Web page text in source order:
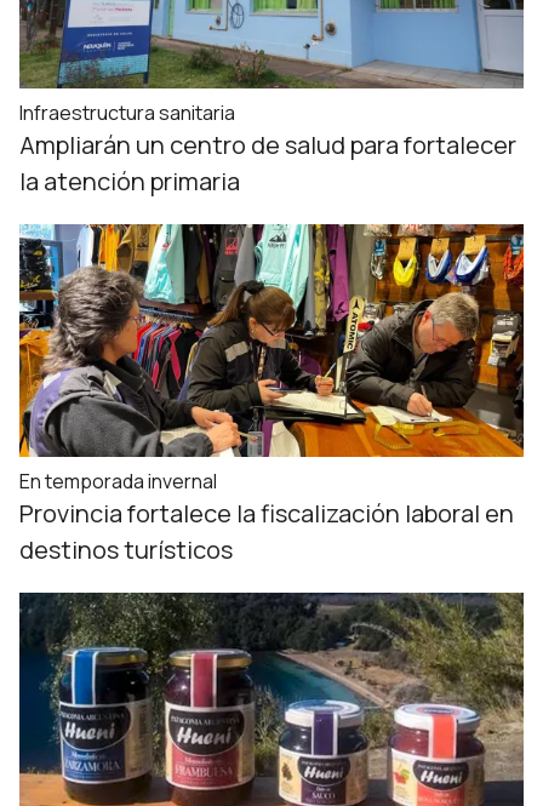
Infraestructura sanitaria
Ampliarán un centro de salud para fortalecer
la atención primaria
En temporada invernal
Provincia fortalece la fiscalización laboral en
destinos turísticos